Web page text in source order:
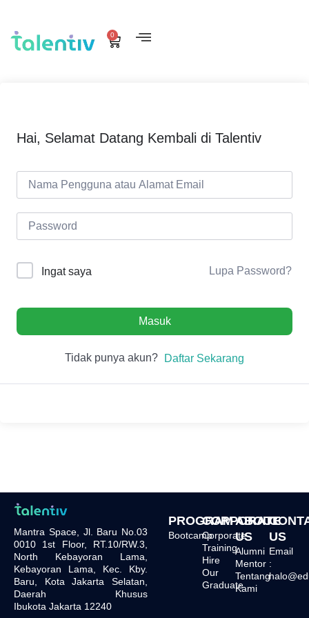
0
Hai, Selamat Datang Kembali di Talentiv
Ingat saya Lupa Password?
Masuk
Tidak punya akun? Daftar Sekarang
Mantra Space, Jl. Baru No.03
0010 1st Floor, RT.10/RW.3,
North Kebayoran Lama,
Kebayoran Lama, Kec. Kby.
Baru, Kota Jakarta Selatan,
Daerah Khusus
Ibukota Jakarta 12240
PROGRAM
Bootcamp
CORPORATE
Corporate
Training
Hire
Our
Graduate
ABOUT
US
Alumni
Mentor
Tentang
Kami
US
Email
: